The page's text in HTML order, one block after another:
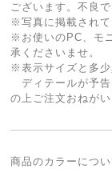
ございます。不良で
※写真に掲載されて
※お使いのPC、モ
承くださいませ。
※表示サイズと多少
ディテールが予告
の上ご注文おねがい
商品のカラーにつ